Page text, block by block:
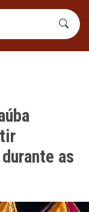
as